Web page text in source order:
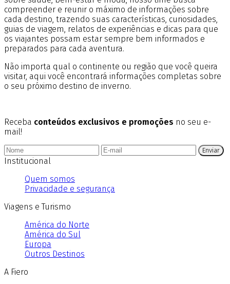
compreender e reunir o máximo de informações sobre
cada destino, trazendo suas características, curiosidades,
guias de viagem, relatos de experiências e dicas para que
os viajantes possam estar sempre bem informados e
preparados para cada aventura.
Não importa qual o continente ou região que você queira
visitar, aqui você encontrará informações completas sobre
o seu próximo destino de inverno.
Receba conteúdos exclusivos e promoções no seu e-
mail!
Enviar
Institucional
Quem somos
Privacidade e segurança
Viagens e Turismo
América do Norte
América do Sul
Europa
Outros Destinos
A Fiero